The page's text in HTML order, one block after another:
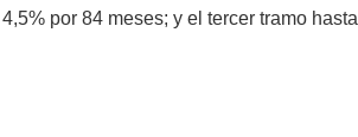
por 84 meses; y el tercer tramo hasta